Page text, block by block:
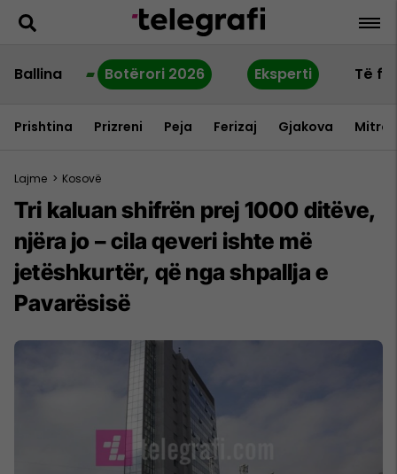
Ballina Botërori 2026 Eksperti Të
Prishtina Prizreni Peja Ferizaj Gjakova
Lajme > Kosovë
Tri kaluan shifrën prej 1000 ditëve,
njëra jo – cila qeveri ishte më
jetëshkurtër, që nga shpallja e
Pavarësisë